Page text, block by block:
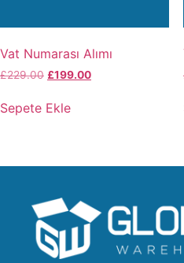
Vat Numarası Alımı
£229.00 £199.00
Sepete Ekle